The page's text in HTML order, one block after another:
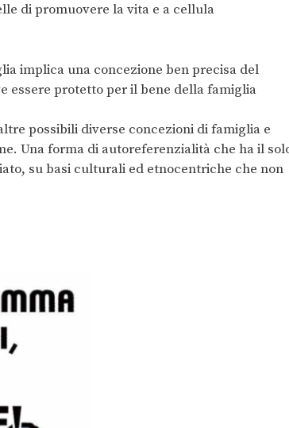
di promuovere la vita e a cellula
implica una concezione ben precisa del
essere protetto per il bene della famiglia
possibili diverse concezioni di famiglia e
Una forma di autoreferenzialità che ha il
su basi culturali ed etnocentriche che non